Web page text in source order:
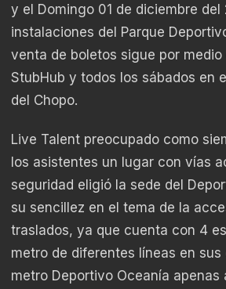
y el Domingo 01 de diciembre del
instalaciones del Parque
venta de boletos sigue por medio
StubHub y todos los sábados en
del Chopo.
Live Talent preocupado como
los asistentes un lugar con vías
seguridad eligió la sede del
su sencillez en el tema de la
traslados, ya que cuenta con 4
metro de diferentes líneas en sus
metro Deportivo Oceanía apenas